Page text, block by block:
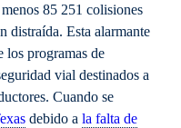
85 251 colisiones
distraída. Esta alarmante
los programas de
vial destinados a
Cuando se
debido a la falta de